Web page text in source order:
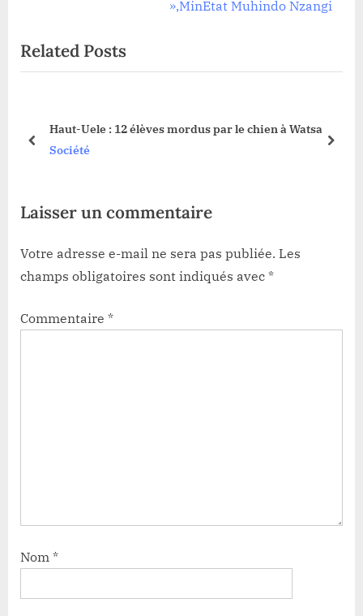
s
P
t
P
o
»,MinEtat Muhindo Nzangi
Related Posts
Haut-Uele : 12 élèves mordus par le chien à Watsa
Société
prev next
Laisser un commentaire
Votre adresse e-mail ne sera pas publiée. Les
champs obligatoires sont indiqués avec *
Commentaire *
Nom *